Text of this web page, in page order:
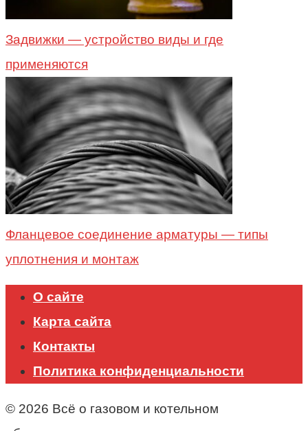
Задвижки — устройство виды и где
применяются
Фланцевое соединение арматуры — типы
уплотнения и монтаж
О сайте
Карта сайта
Контакты
Политика конфиденциальности
© 2026 Всё о газовом и котельном